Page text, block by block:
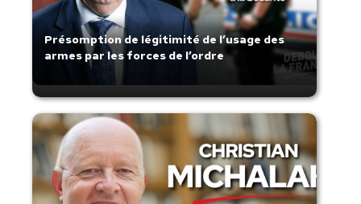
Présomption de légitimité de l’usage des
armes par les forces de l’ordre